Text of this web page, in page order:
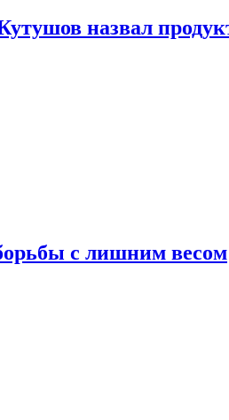
назвал
с лишним весом